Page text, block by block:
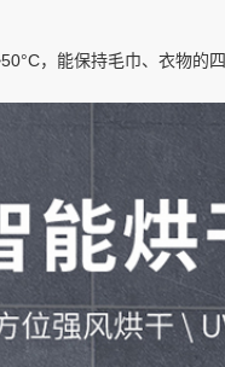
，能保持毛巾、衣物的